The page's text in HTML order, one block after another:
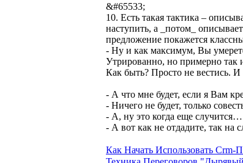
&#65533;
10. Есть такая тактика –
наступить, а _потом_
предложение покажется
- Ну и как максимум, Вы
Утрированно, но примерно так
Как быть? Просто не вестись. И
- А что мне будет, если я Вам
- Ничего не будет, только
- А, ну это когда еще случится…
- А вот как не отдадите, так на
Как Начать Использовать Crm-